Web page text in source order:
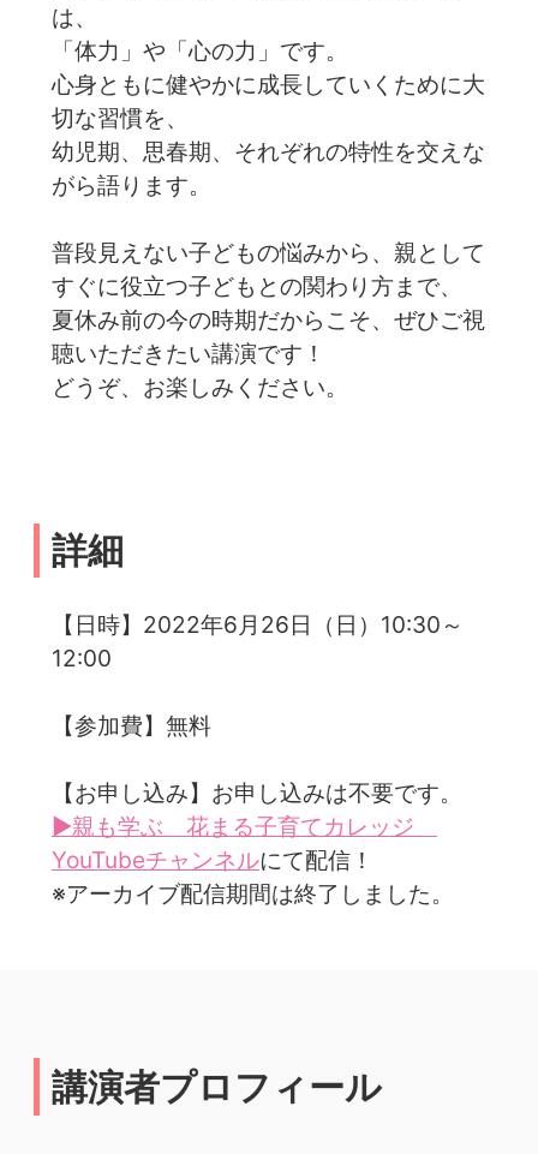
は、
「体力」や「心の力」です。
心身ともに健やかに成長していくために大
切な習慣を、
幼児期、思春期、それぞれの特性を交えな
がら語ります。
普段見えない子どもの悩みから、親として
すぐに役立つ子どもとの関わり方まで、
夏休み前の今の時期だからこそ、ぜひご視
聴いただきたい講演です！
どうぞ、お楽しみください。
詳細
【日時】2022年6月26日（日）10:30～
12:00
【参加費】無料
【お申し込み】お申し込みは不要です。
▶親も学ぶ 花まる子育てカレッジ
YouTubeチャンネルにて配信！
※アーカイブ配信期間は終了しました。
講演者プロフィール